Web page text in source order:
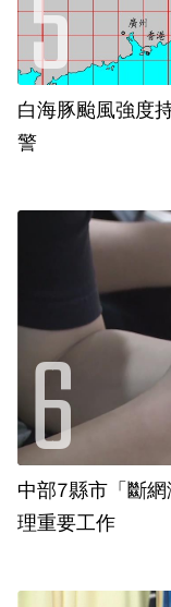
白海豚颱風強度
警
中部7縣市「斷
理重要工作